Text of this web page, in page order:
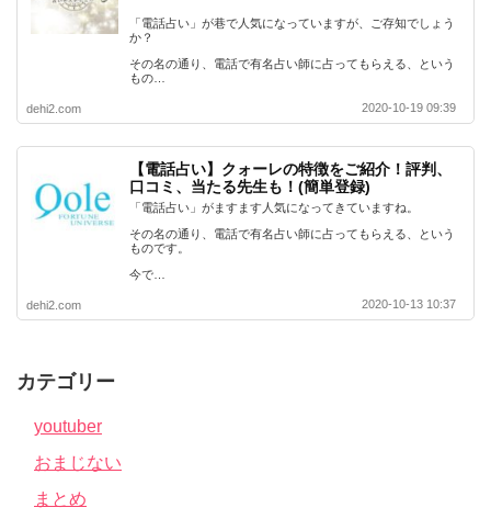
「電話占い」が巷で人気になっていますが、ご存知でしょう
か？
その名の通り、電話で有名占い師に占ってもらえる、という
もの…
dehi2.com 2020-10-19 09:39
【電話占い】クォーレの特徴をご紹介！評判、
口コミ、当たる先生も！(簡単登録)
「電話占い」がますます人気になってきていますね。
その名の通り、電話で有名占い師に占ってもらえる、という
ものです。
今で…
dehi2.com 2020-10-13 10:37
カテゴリー
youtuber
おまじない
まとめ